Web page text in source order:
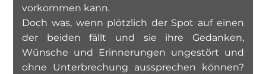
vorkommen kann.
Doch was, wenn plötzlich der Spot auf einen
der beiden fällt und sie ihre Gedanken,
Wünsche und Erinnerungen ungestört und
ohne Unterbrechung aussprechen können?